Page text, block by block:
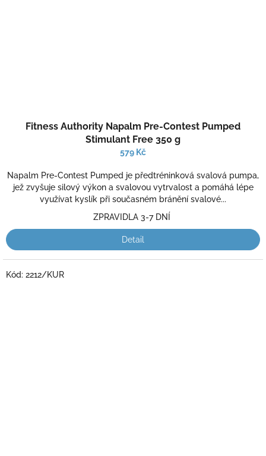
hodnocení
produktu
je
z
5
hvězdiček.
Fitness Authority Napalm Pre-Contest Pumped
Stimulant Free 350 g
579 Kč
Napalm Pre-Contest Pumped je předtréninková svalová pumpa,
jež zvyšuje silový výkon a svalovou vytrvalost a pomáhá lépe
využívat kyslík při současném bránění svalové...
ZPRAVIDLA 3-7 DNÍ
Detail
Kód: 2212/KUR